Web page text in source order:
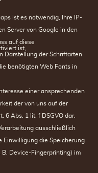
ist es notwendig, Ihre IP-
Server von Google in den
auf diese
ist,
Darstellung der Schriftarten
benötigten Web Fonts in
einer ansprechenden
der von uns auf der
6 Abs. 1 lit. f DSGVO dar.
ausschließlich
Einwilligung die Speicherung
B. Device-Fingerprinting) im